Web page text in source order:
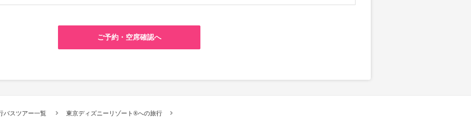
ご予約・空席確認へ
バスツアー一覧
東京ディズニーリゾート®への旅行